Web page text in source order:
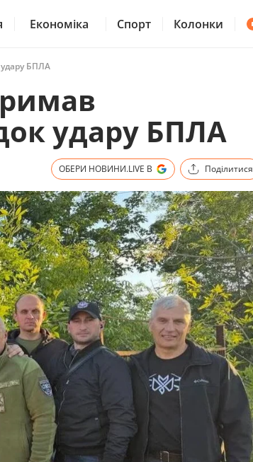
Економіка Спорт Колонки
удару БПЛА
удару БПЛА
ОБЕРИ НОВИНИ.LIVE В Поділитися